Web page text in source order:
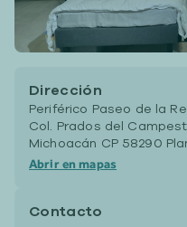
Dirección
Periférico Paseo de la
Col. Prados del
Michoacán CP 58290
Abrir en mapas
Contacto